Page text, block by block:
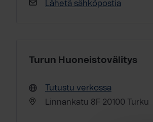
Lähetä sähköpostia
Turun Huoneistovälitys
Tutustu verkossa
Linnankatu 8F 20100 Turku